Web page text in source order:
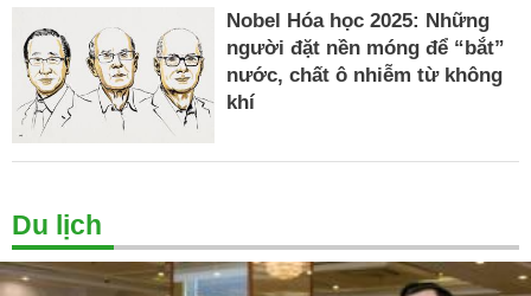
Nobel Hóa học 2025: Những
người đặt nền móng để “bắt”
nước, chất ô nhiễm từ không
khí
Du lịch